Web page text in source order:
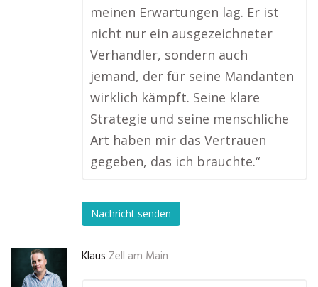
meinen Erwartungen lag. Er ist
nicht nur ein ausgezeichneter
Verhandler, sondern auch
jemand, der für seine Mandanten
wirklich kämpft. Seine klare
Strategie und seine menschliche
Art haben mir das Vertrauen
gegeben, das ich brauchte.“
Nachricht senden
Klaus Zell am Main